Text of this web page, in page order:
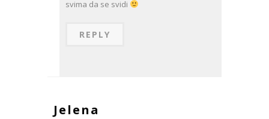
svima da se svidi
REPLY
Jelena